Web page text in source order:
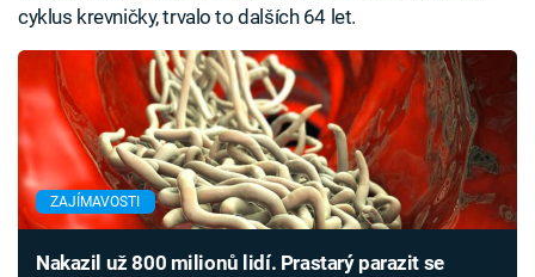
cyklus krevničky, trvalo to dalších 64 let.
ZAJÍMAVOSTI
Nakazil už 800 milionů lidí. Prastarý parazit se